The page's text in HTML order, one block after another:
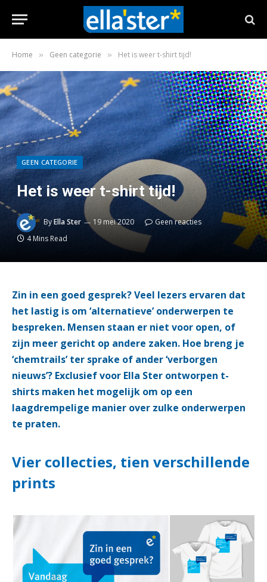
Home » Geen categorie » Het is weer t-shirt tijd!
GEEN CATEGORIE
Het is weer t-shirt tijd!
ByElla Ster 19 mei 2020
Geen reacties
4 Mins Read
Zin in een goed gesprek?Veel lezers ervaren dat
het lastig is om ‘alternatieve’ onderwerpen te
bespreken. Mensen staan er niet voor open, of
zijn meer gericht op andere zaken. Hoe breng je
‘chemtrails’ ter sprake of ander ‘verborgen
nieuws’? Exclusief voor Ella Ster ontworpen t-
shirts maken het mogelijk om op een
laagdrempelige manier over zulke onderwerpen
te praten.
Vier collecties, tien verschillende
prints